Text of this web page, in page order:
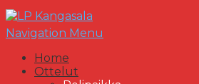
Navigation Menu
Home
Ottelut